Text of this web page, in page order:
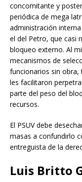
concomitante y
periódica de mega
administración
el del Petro, que casi
bloqueo externo. Al
mecanismos de
funcionarios sin obra,
les facilitaron
parte del peso del
recursos.
El PSUV debe
masas a confundirlo
entreguista de la
Luis Britto